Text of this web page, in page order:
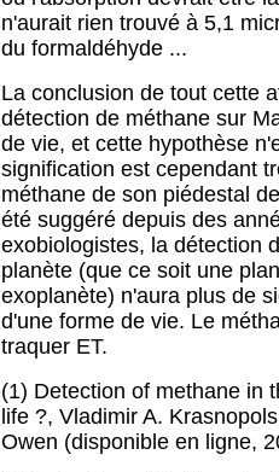
n'aurait rien trouvé à 5,1
du formaldéhyde ...
La conclusion de tout cette
détection de méthane sur
de vie, et cette hypothèse
signification est cependant
méthane de son piédestal
été suggéré depuis des
exobiologistes, la détection
planète (que ce soit une
exoplanète) n'aura plus de
d'une forme de vie. Le
traquer ET.
(1) Detection of methane in
life ?, Vladimir A.
Owen (disponible en ligne,